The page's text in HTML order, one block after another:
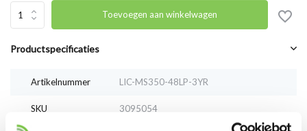
Toevoegen aan winkelwagen
Productspecificaties
Artikelnummer LIC-MS350-48LP-3YR
SKU 3095054